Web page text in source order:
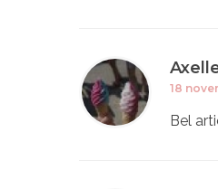
18
Bel